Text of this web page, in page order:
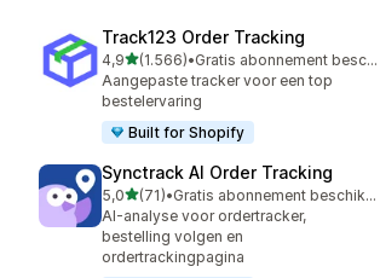
Track123 Order Tracking
4,9van 5 sterren
(1.566)
1566 recensies in totaal
•
Gratis abonnement beschikbaar
Aangepaste tracker voor een top
bestelervaring
Built for Shopify
Synctrack AI Order Tracking
5,0van 5 sterren
(71)
71 recensies in totaal
•
Gratis abonnement beschikbaar
AI-analyse voor ordertracker,
bestelling volgen en
ordertrackingpagina